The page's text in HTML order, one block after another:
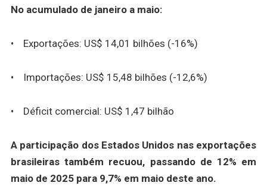
No acumulado de janeiro a maio:
• Exportações: US$ 14,01 bilhões (-16%)
• Importações: US$ 15,48 bilhões (-12,6%)
• Déficit comercial: US$ 1,47 bilhão
A participação dos Estados Unidos nas exportações
brasileiras também recuou, passando de 12% em
maio de 2025 para 9,7% em maio deste ano.